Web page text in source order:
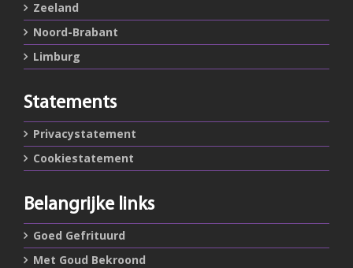
Zeeland
Noord-Brabant
Limburg
Statements
Privacystatement
Cookiestatement
Belangrijke links
Goed Gefrituurd
Met Goud Bekroond